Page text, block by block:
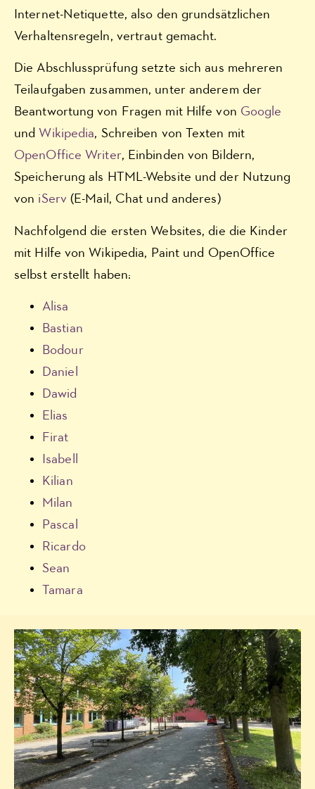
Internet-Netiquette, also den grundsätzlichen
Verhaltensregeln, vertraut gemacht.
Die Abschlussprüfung setzte sich aus mehreren
Teilaufgaben zusammen, unter anderem der
Beantwortung von Fragen mit Hilfe von Google
und Wikipedia, Schreiben von Texten mit
OpenOffice Writer, Einbinden von Bildern,
Speicherung als HTML-Website und der Nutzung
von iServ (E-Mail, Chat und anderes)
Nachfolgend die ersten Websites, die die Kinder
mit Hilfe von Wikipedia, Paint und OpenOffice
selbst erstellt haben:
Alisa
Bastian
Bodour
Daniel
Dawid
Elias
Firat
Isabell
Kilian
Milan
Pascal
Ricardo
Sean
Tamara